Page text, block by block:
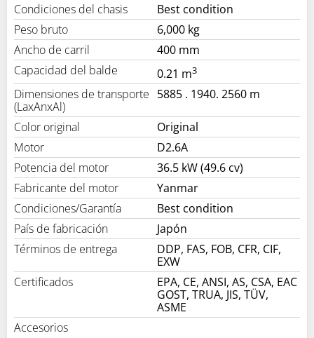
Condiciones del chasis
Best condition
Peso bruto
6,000 kg
Ancho de carril
400 mm
Capacidad del balde
0.21 m3
Dimensiones de transporte
(LaxAnxAl)
5885 . 1940. 2560 m
Color original
Original
Motor
D2.6A
Potencia del motor
36.5 kW (49.6 cv)
Fabricante del motor
Yanmar
Condiciones/Garantía
Best condition
País de fabricación
Japón
Términos de entrega
DDP, FAS, FOB, CFR, CIF,
EXW
Certificados
EPA, CE, ANSI, AS, CSA, EAC
GOST, TRUA, JIS, TÜV,
ASME
Accesorios